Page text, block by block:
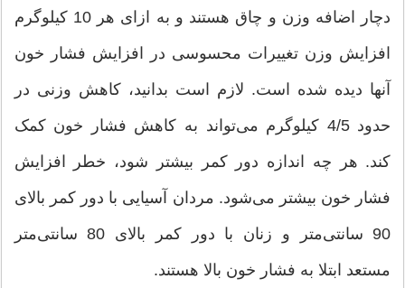
دچار اضافه وزن و چاق هستند و به ازای هر 10 کیلوگرم
افزایش وزن تغییرات محسوسی در افزایش فشار خون
آنها دیده شده است. لازم است بدانید، کاهش وزنی در
حدود 4/5 کیلوگرم می‌تواند به کاهش فشار خون کمک
کند. هر چه اندازه دور کمر بیشتر شود، خطر افزایش
فشار خون بیشتر می‌شود. مردان آسیایی با دور کمر بالای
90 سانتی‌متر و زنان با دور کمر بالای 80 سانتی‌متر
مستعد ابتلا به فشار خون بالا هستند.